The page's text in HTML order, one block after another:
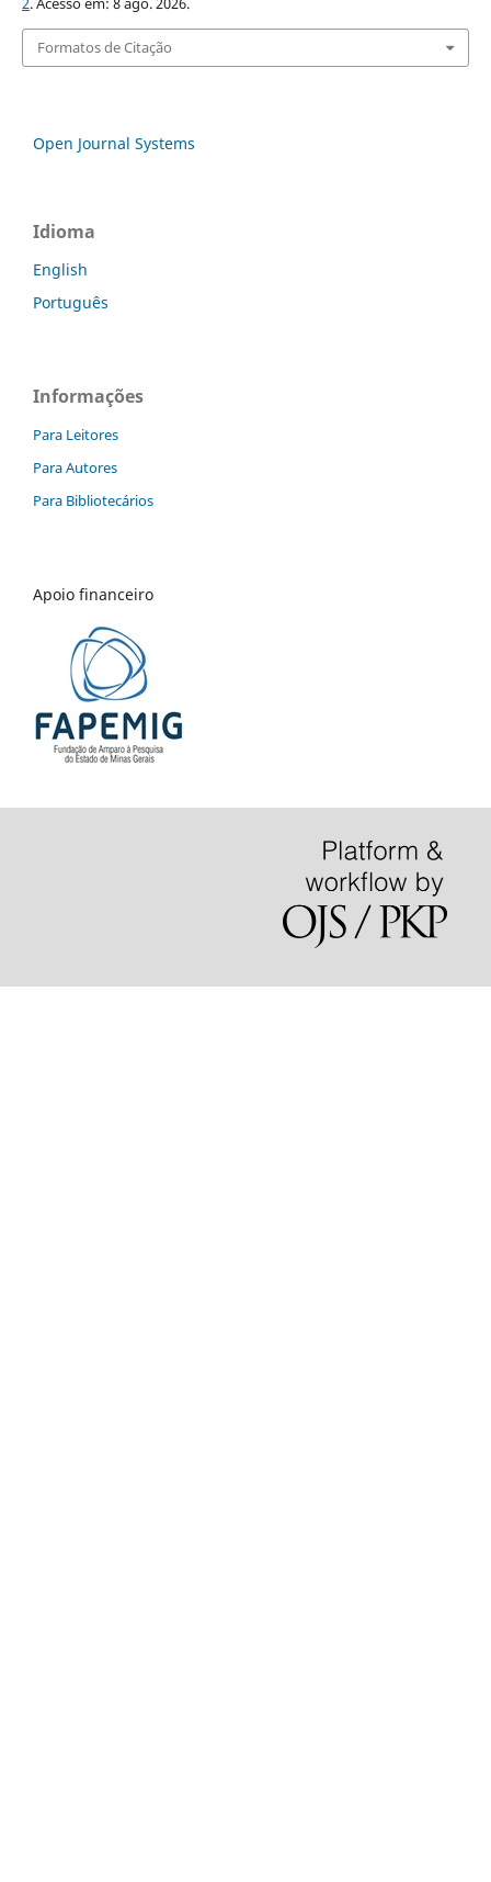
Formatos de Citação
Open Journal Systems
Idioma
English
Português
Informações
Para Leitores
Para Autores
Para Bibliotecários
Apoio financeiro